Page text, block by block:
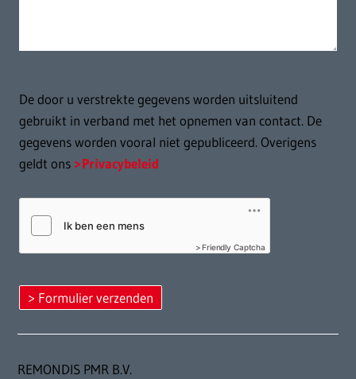
De door u verstrekte gegevens worden uitsluitend
gebruikt in verband met het opnemen van contact. De
gegevens worden vooral niet gepubliceerd. Overigens
geldt ons
Privacybeleid
Friendly Captcha
REMONDIS PMR B.V.